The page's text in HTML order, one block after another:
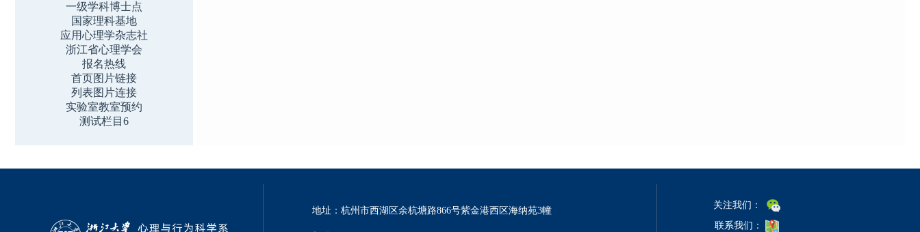
一级学科博士点
国家理科基地
应用心理学杂志社
浙江省心理学会
报名热线
首页图片链接
列表图片连接
实验室教室预约
测试栏目6
地址：杭州市西湖区余杭塘路866号紫金港西区海纳苑3幢
关注我们：
联系我们：